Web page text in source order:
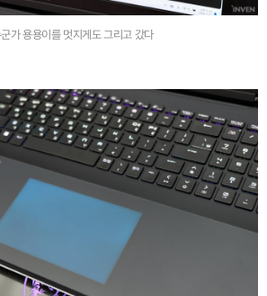
가 용용이를 멋지게도 그리고 갔다